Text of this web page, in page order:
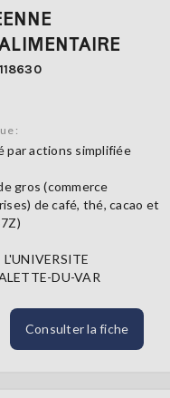
:
par actions simplifiée
gros (commerce
de café, thé, cacao et
L'UNIVERSITE
DU-VAR
Consulter la fiche